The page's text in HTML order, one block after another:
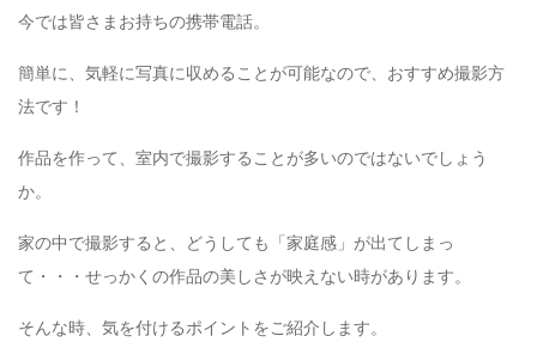
今では皆さまお持ちの携帯電話。
簡単に、気軽に写真に収めることが可能なので、おすすめ撮影方
法です！
作品を作って、室内で撮影することが多いのではないでしょう
か。
家の中で撮影すると、どうしても「家庭感」が出てしまっ
て・・・せっかくの作品の美しさが映えない時があります。
そんな時、気を付けるポイントをご紹介します。